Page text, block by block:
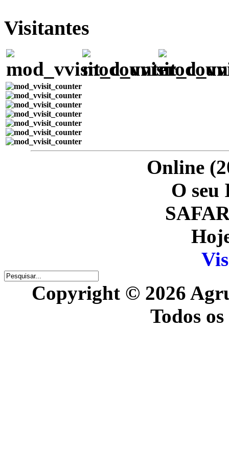
Visitantes
Online
O seu
Copyright © 2026
Todos